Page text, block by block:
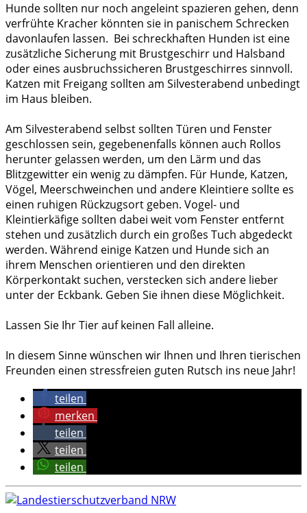
Hunde sollten nur noch angeleint spazieren gehen, denn
verfrühte Kracher könnten sie in panischem Schrecken
davonlaufen lassen. Bei schreckhaften Hunden ist eine
zusätzliche Sicherung mit Brustgeschirr und Halsband
oder eines ausbruchssicheren Brustgeschirres sinnvoll.
Katzen mit Freigang sollten am Silvesterabend unbedingt
im Haus bleiben.
Am Silvesterabend selbst sollten Türen und Fenster
geschlossen sein, gegebenenfalls können auch Rollos
herunter gelassen werden, um den Lärm und das
Blitzgewitter ein wenig zu dämpfen. Für Hunde, Katzen,
Vögel, Meerschweinchen und andere Kleintiere sollte es
einen ruhigen Rückzugsort geben. Vogel- und
Kleintierkäfige sollten dabei weit vom Fenster entfernt
stehen und zusätzlich durch ein großes Tuch abgedeckt
werden. Während einige Katzen und Hunde sich an
ihrem Menschen orientieren und den direkten
Körperkontakt suchen, verstecken sich andere lieber
unter der Eckbank. Geben Sie ihnen diese Möglichkeit.
Lassen Sie Ihr Tier auf keinen Fall alleine.
In diesem Sinne wünschen wir Ihnen und Ihren tierischen
Freunden einen stressfreien guten Rutsch ins neue Jahr!
teilen
merken
teilen
teilen
teilen